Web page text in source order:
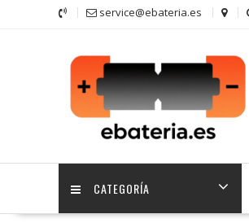
service@ebateria.es
CATEGORÍA